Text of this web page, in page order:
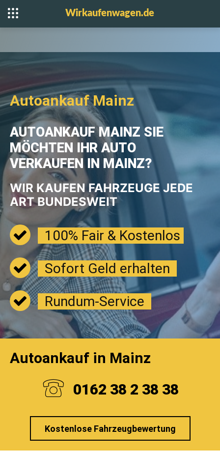
Wirkaufenwagen.de
Autoankauf Mainz
AUTOANKAUF MAINZ SIE
MÖCHTEN IHR AUTO
VERKAUFEN IN MAINZ?
WIR KAUFEN FAHRZEUGE JEDE
ART BUNDESWEIT
100% Fair & Kostenlos
Sofort Geld erhalten
Rundum-Service
Autoankauf in Mainz
0162 38 2 38 38
Kostenlose Fahrzeugbewertung